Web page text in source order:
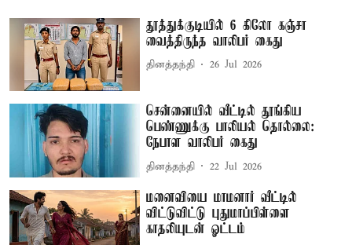
தூத்துக்குடியில் 6 கிலோ கஞ்சா
வைத்திருந்த வாலிபர் கைது
தினத்தந்தி 26 Jul 2026
சென்னையில் வீட்டில் தூங்கிய
பெண்ணுக்கு பாலியல் தொல்லை:
நேபாள வாலிபர் கைது
தினத்தந்தி 22 Jul 2026
மனைவியை மாமனார் வீட்டில்
விட்டுவிட்டு புதுமாப்பிள்ளை
காதலியுடன் ஓட்டம்